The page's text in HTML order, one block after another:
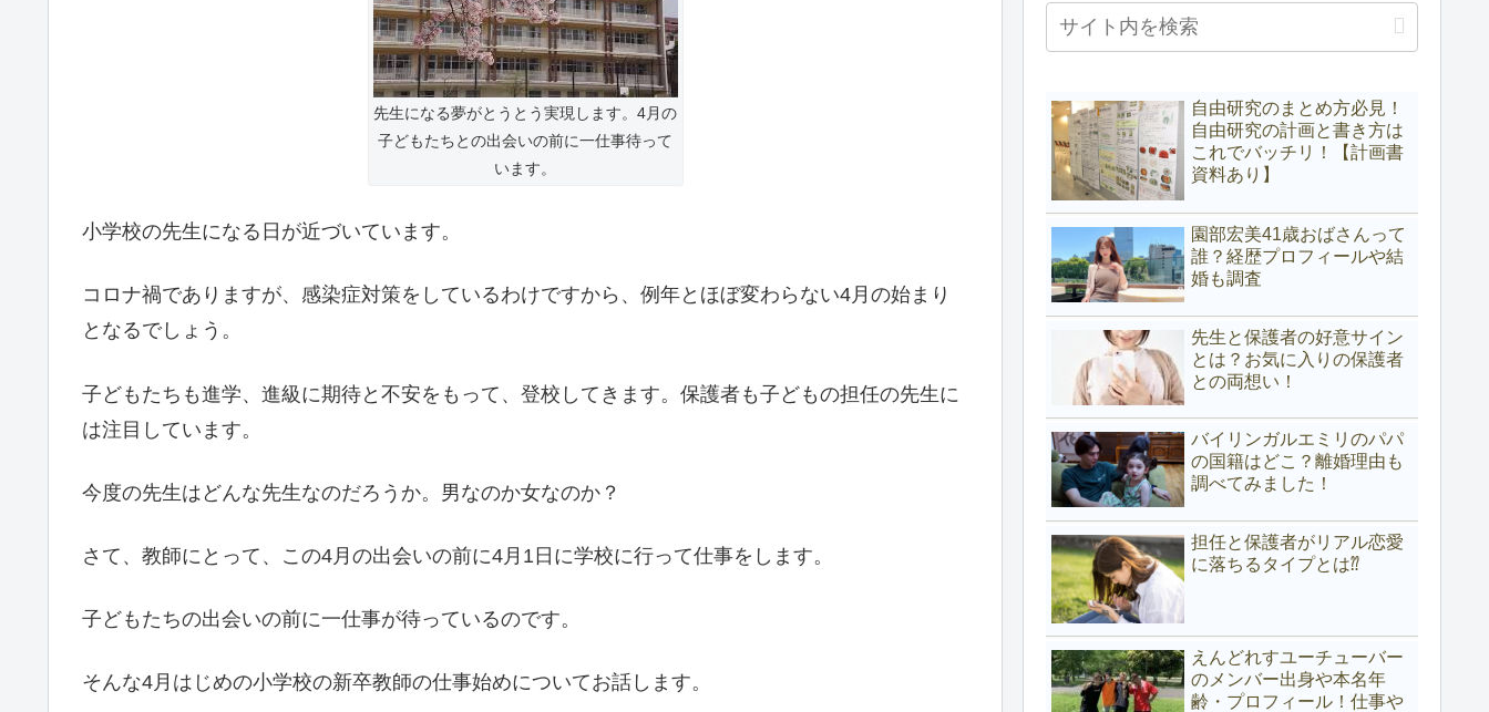
先生になる夢がとうとう実現します。4月の
子どもたちとの出会いの前に一仕事待って
います。
小学校の先生になる日が近づいています。
コロナ禍でありますが、感染症対策をしているわけですから、例年とほぼ変わらない4月の始まり
となるでしょう。
子どもたちも進学、進級に期待と不安をもって、登校してきます。保護者も子どもの担任の先生に
は注目しています。
今度の先生はどんな先生なのだろうか。男なのか女なのか？
さて、教師にとって、この4月の出会いの前に4月1日に学校に行って仕事をします。
子どもたちの出会いの前に一仕事が待っているのです。
そんな4月はじめの小学校の新卒教師の仕事始めについてお話します。
自由研究のまとめ方必見！
自由研究の計画と書き方は
これでバッチリ！【計画書
資料あり】
園部宏美41歳おばさんって
誰？経歴プロフィールや結
婚も調査
先生と保護者の好意サイン
とは？お気に入りの保護者
との両想い！
バイリンガルエミリのパパ
の国籍はどこ？離婚理由も
調べてみました！
担任と保護者がリアル恋愛
に落ちるタイプとは⁇
えんどれすユーチューバー
のメンバー出身や本名年
齢・プロフィール！仕事や